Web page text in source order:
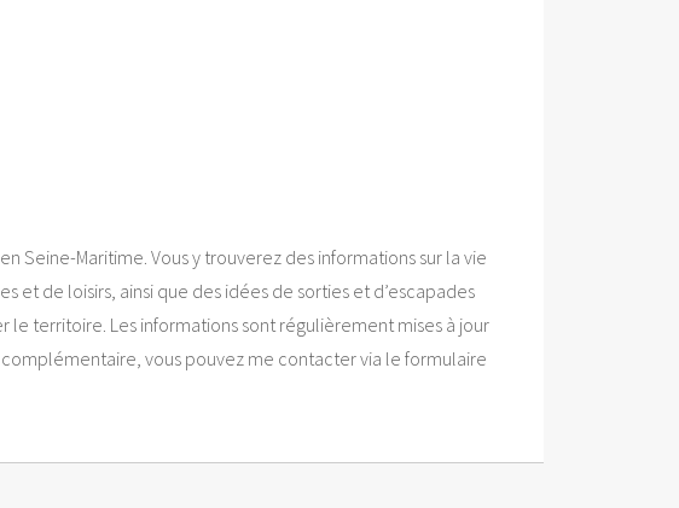
Seine-Maritime. Vous y trouverez des informations sur la vie
de loisirs, ainsi que des idées de sorties et d’escapades
territoire. Les informations sont régulièrement mises à jour
vous pouvez me contacter via le formulaire